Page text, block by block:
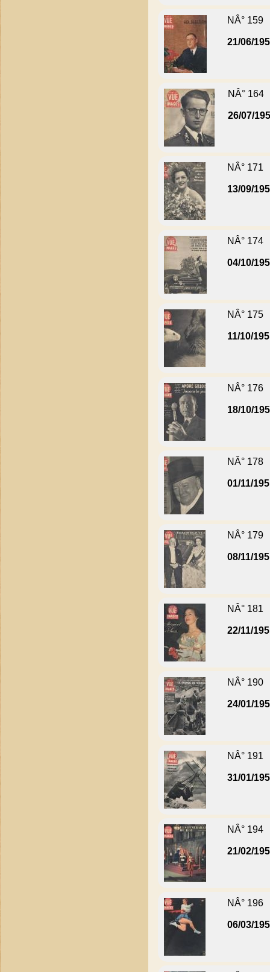
NÂ° 159
21/06/
NÂ° 164
26/07/
NÂ° 171
13/09/
NÂ° 174
04/10/
NÂ° 175
11/10/
NÂ° 176
18/10/
NÂ° 178
01/11/
NÂ° 179
08/11/
NÂ° 181
22/11/
NÂ° 190
24/01/
NÂ° 191
31/01/
NÂ° 194
21/02/
NÂ° 196
06/03/